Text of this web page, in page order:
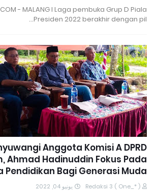
- MALANG I Laga pembuka Grup D Piala
Presiden 2022 berakhir dengan pil…
Anggota Komisi A DPRD
Ahmad Hadinuddin Fokus Pada
Pendidikan Bagi Generasi Muda
Redaksi 3 ( One_* ) يونيو 04, 2022